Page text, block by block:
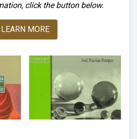
click the button below.
LEARN MORE